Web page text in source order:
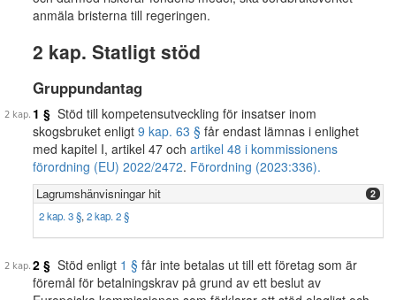
anmäla bristerna till regeringen.
2 kap. Statligt stöd
Gruppundantag
1 § Stöd till kompetensutveckling för insatser inom
skogsbruket enligt 9 kap. 63 § får endast lämnas i enlighet
med kapitel I, artikel 47 och artikel 48 i kommissionens
förordning (EU) 2022/2472. Förordning (2023:336).
Lagrumshänvisningar hit 2
2 kap. 3 §, 2 kap. 2 §
2 § Stöd enligt 1 § får inte betalas ut till ett företag som är
föremål för betalningskrav på grund av ett beslut av